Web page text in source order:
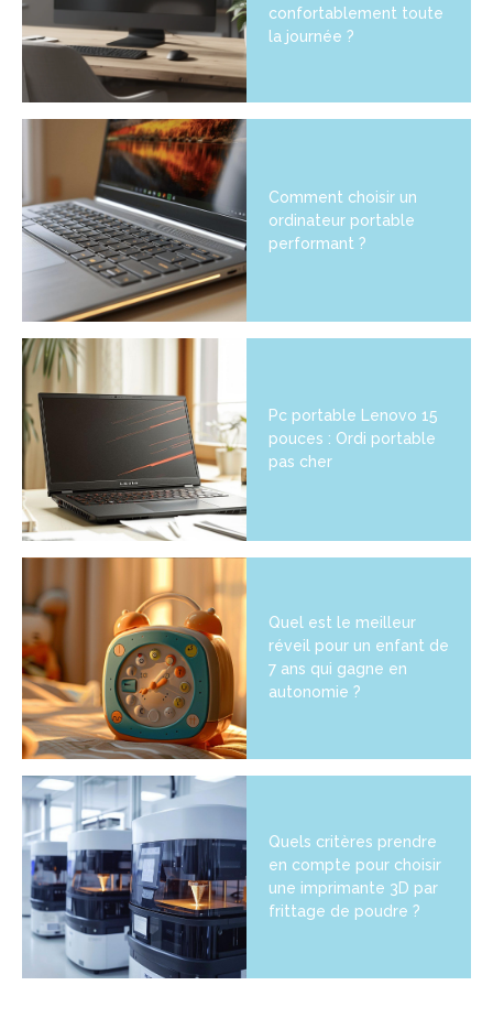
confortablement toute
la journée ?
Comment choisir un
ordinateur portable
performant ?
Pc portable Lenovo 15
pouces : Ordi portable
pas cher
Quel est le meilleur
réveil pour un enfant de
7 ans qui gagne en
autonomie ?
Quels critères prendre
en compte pour choisir
une imprimante 3D par
frittage de poudre ?